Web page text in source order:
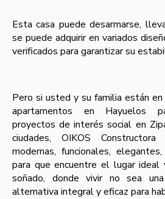
Esta casa puede desarmarse,
se puede adquirir en variados
verificados para garantizar su
Pero si usted y su familia están en
apartamentos en Hayuelos
proyectos de interés social en
ciudades, OIKOS
modernas, funcionales,
para que encuentre el lugar ideal
soñado, donde vivir no sea
alternativa integral y eficaz para